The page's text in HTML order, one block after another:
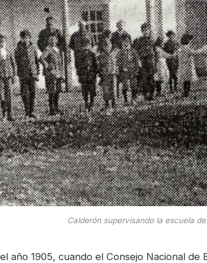
Calderón supervisando la escuela
año 1905, cuando el Consejo Nacional de